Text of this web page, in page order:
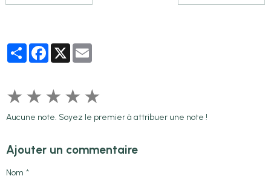
PartagerFacebook
X
★ ★ ★ ★ ★
Aucune note. Soyez le premier à attribuer une note !
Ajouter un commentaire
Nom